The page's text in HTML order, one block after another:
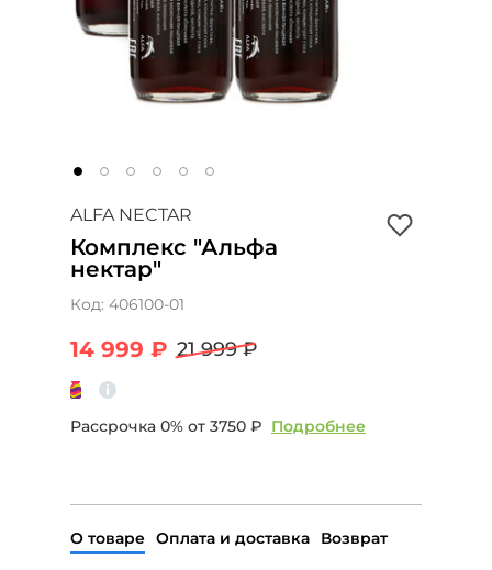
ALFA NECTAR
Комплекс "Альфа
нектар"
Код: 406100-01
14 999 ₽ 21 999 ₽
Рассрочка 0% от 3750 ₽ Подробнее
О товаре Оплата и доставка Возврат